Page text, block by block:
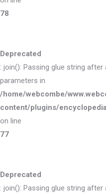
78
Deprecated
: join(): Passing glue string
parameters in
/home/webcombe/
content/plugins/
on line
77
Deprecated
: join(): Passing glue string